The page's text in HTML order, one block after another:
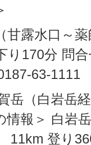
甘露水口～
り170分 問
63-1111
岳（白岩岳
情報＞ 白岩
11km 登り